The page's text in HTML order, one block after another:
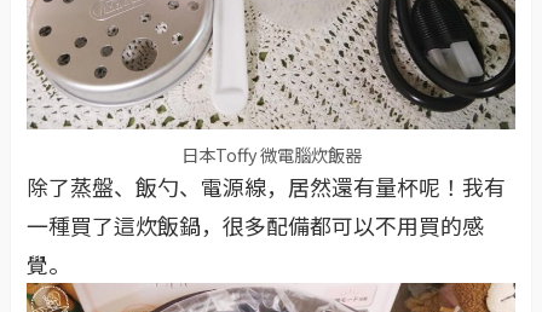
日本Toffy 微電腦炊飯器
除了蒸盤、飯勺、電源線，居然還有量杯呢！我有
一種買了這炊飯鍋，很多配備都可以不用買的感
覺。